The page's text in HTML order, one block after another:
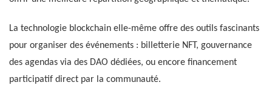
La technologie blockchain elle-même offre des outils fascinants
pour organiser des événements : billetterie NFT, gouvernance
des agendas via des DAO dédiées, ou encore financement
participatif direct par la communauté.